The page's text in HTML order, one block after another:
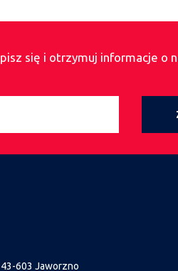
się i otrzymuj informacje o
43-603 Jaworzno